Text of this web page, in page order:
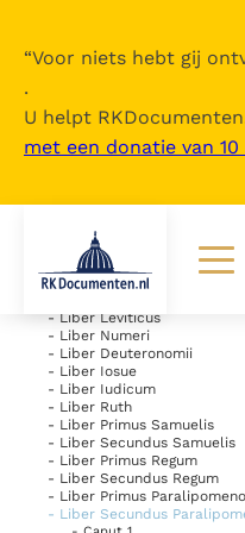
“Voor niets hebt gij
.
U helpt
met een donatie van 10
Lezen
Documenten
Bijbel
Thema’s
Berichten
uitklappen
- Vetus Testamentum
- Liber Genesis
- Liber Leviticus
- Liber Numeri
- Liber Deuteronomii
- Liber Iosue
- Liber Iudicum
- Liber Ruth
- Liber Primus Samuelis
- Liber Secundus Samuelis
- Liber Primus Regum
- Liber Secundus Regum
- Liber Primus
- Liber Secundus